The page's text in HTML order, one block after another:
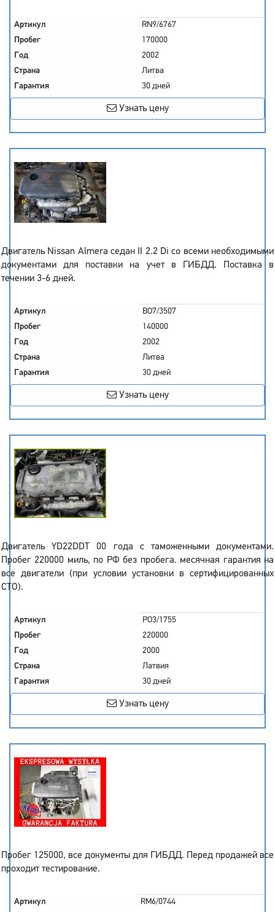
Артикул
RN9/6767
Пробег
170000
Год
2002
Страна
Литва
Гарантия
30 дней
Узнать цену
Двигатель Nissan Almera седан II 2.2 Di со всеми необходимыми
документами для поставки на учет в ГИБДД. Поставка в
течении 3-6 дней.
Артикул
BO7/3507
Пробег
140000
Год
2002
Страна
Литва
Гарантия
30 дней
Узнать цену
Двигатель YD22DDT 00 года с таможенными документами.
Пробег 220000 миль, по РФ без пробега. месячная гарантия на
все двигатели (при условии установки в сертифицированных
СТО).
Артикул
PO3/1755
Пробег
220000
Год
2000
Страна
Латвия
Гарантия
30 дней
Узнать цену
Пробег 125000, все документы для ГИБДД. Перед продажей все
проходит тестирование.
Артикул RM6/0744